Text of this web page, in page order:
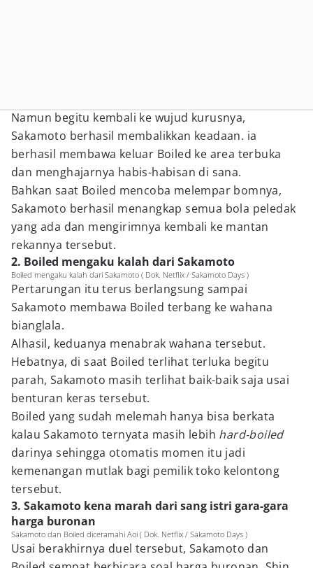
Namun begitu kembali ke wujud kurusnya,
Sakamoto berhasil membalikkan keadaan. ia
berhasil membawa keluar Boiled ke area terbuka
dan menghajarnya habis-habisan di sana.
Bahkan saat Boiled mencoba melempar bomnya,
Sakamoto berhasil menangkap semua bola peledak
yang ada dan mengirimnya kembali ke mantan
rekannya tersebut.
2. Boiled mengaku kalah dari Sakamoto
Boiled mengaku kalah dari Sakamoto ( Dok. Netflix / Sakamoto Days )
Pertarungan itu terus berlangsung sampai
Sakamoto membawa Boiled terbang ke wahana
bianglala.
Alhasil, keduanya menabrak wahana tersebut.
Hebatnya, di saat Boiled terlihat terluka begitu
parah, Sakamoto masih terlihat baik-baik saja usai
benturan keras tersebut.
Boiled yang sudah melemah hanya bisa berkata
kalau Sakamoto ternyata masih lebih hard-boiled
darinya sehingga otomatis momen itu jadi
kemenangan mutlak bagi pemilik toko kelontong
tersebut.
3. Sakamoto kena marah dari sang istri gara-gara
harga buronan
Sakamoto dan Boiled diceramahi Aoi ( Dok. Netflix / Sakamoto Days )
Usai berakhirnya duel tersebut, Sakamoto dan